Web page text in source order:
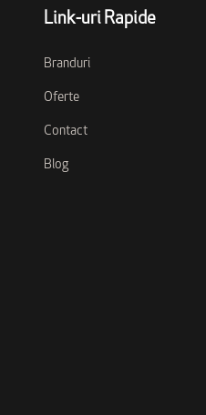
Link-uri Rapide
Branduri
Oferte
Contact
Blog